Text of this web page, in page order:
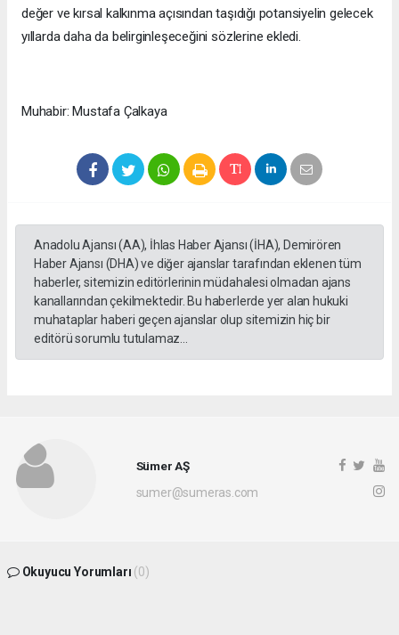
değer ve kırsal kalkınma açısından taşıdığı potansiyelin gelecek
yıllarda daha da belirginleşeceğini sözlerine ekledi.
Muhabir: Mustafa Çalkaya
Anadolu Ajansı (AA), İhlas Haber Ajansı (İHA), Demirören
Haber Ajansı (DHA) ve diğer ajanslar tarafından eklenen tüm
haberler, sitemizin editörlerinin müdahalesi olmadan ajans
kanallarından çekilmektedir. Bu haberlerde yer alan hukuki
muhataplar haberi geçen ajanslar olup sitemizin hiç bir
editörü sorumlu tutulamaz...
Sümer AŞ
sumer@sumeras.com
Okuyucu Yorumları (0)